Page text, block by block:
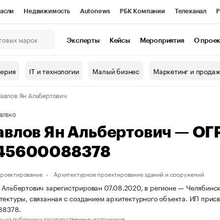
Недвижимость Autonews РБК Компании Телеканал
Проверка контрагентов
Эксперты Кейсы Мероприятия О
IT и технологии Малый бизнес Маркетинг и
Ян Альбертович
Ян Альбертович —
Архитектурное проектирование зданий и сооружений
зарегистрирован 07.08.2020, в регионе —
связанная с созданием архитектурного объекта. ИП